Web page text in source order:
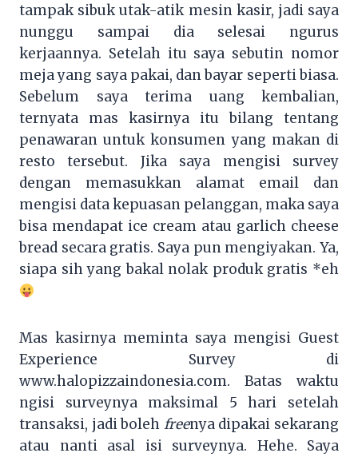
tampak sibuk utak-atik mesin kasir, jadi saya
nunggu sampai dia selesai ngurus
kerjaannya. Setelah itu saya sebutin nomor
meja yang saya pakai, dan bayar seperti biasa.
Sebelum saya terima uang kembalian,
ternyata mas kasirnya itu bilang tentang
penawaran untuk konsumen yang makan di
resto tersebut. Jika saya mengisi survey
dengan memasukkan alamat email dan
mengisi data kepuasan pelanggan, maka saya
bisa mendapat ice cream atau garlich cheese
bread secara gratis. Saya pun mengiyakan. Ya,
siapa sih yang bakal nolak produk gratis *eh
Mas kasirnya meminta saya mengisi Guest
Experience Survey di
www.halopizzaindonesia.com. Batas waktu
ngisi surveynya maksimal 5 hari setelah
transaksi, jadi boleh freenya dipakai sekarang
atau nanti asal isi surveynya. Hehe. Saya